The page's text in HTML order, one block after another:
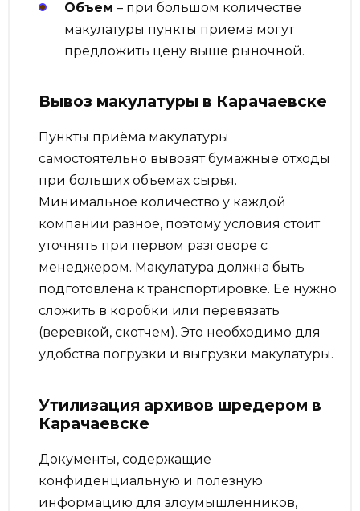
Объем – при большом количестве
макулатуры пункты приема могут
предложить цену выше рыночной.
Вывоз макулатуры в Карачаевске
Пункты приёма макулатуры
самостоятельно вывозят бумажные отходы
при больших объемах сырья.
Минимальное количество у каждой
компании разное, поэтому условия стоит
уточнять при первом разговоре с
менеджером. Макулатура должна быть
подготовлена к транспортировке. Её нужно
сложить в коробки или перевязать
(веревкой, скотчем). Это необходимо для
удобства погрузки и выгрузки макулатуры.
Утилизация архивов шредером в
Карачаевске
Документы, содержащие
конфиденциальную и полезную
информацию для злоумышленников,